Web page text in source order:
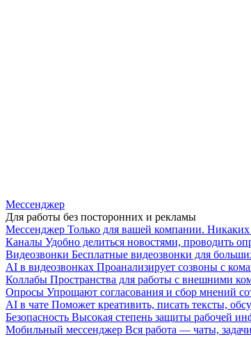
Мессенджер
Для работы без посторонних и рекламы
Мессенджер Только для вашей компании.
Каналы Удобно делиться новостями, проводить
Видеозвонки Бесплатные видеозвонки для
AI в видеозвонках Проанализирует созвоны с
Коллабы Пространства для работы с внешними
Опросы Упрощают согласования и сбор мнений
AI в чате Поможет креативить, писать тексты,
Безопасность Высокая степень защиты рабочей
Мобильный мессенджер Вся работа — чаты,